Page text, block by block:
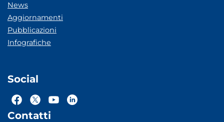
News
Aggiornamenti
Pubblicazioni
Infografiche
Social
Contatti